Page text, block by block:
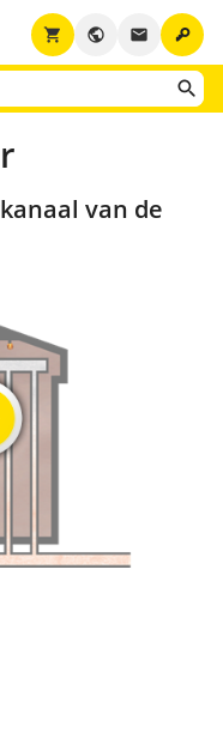
key
email
public
shopping_cart
van de